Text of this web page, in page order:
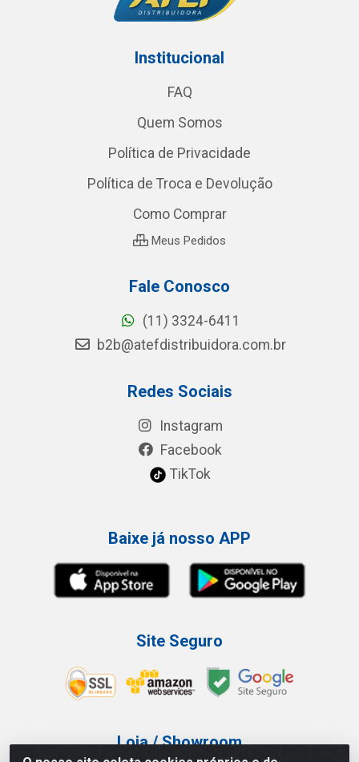
Institucional
FAQ
Quem Somos
Política de Privacidade
Política de Troca e Devolução
Como Comprar
Meus Pedidos
Fale Conosco
(11) 3324-6411
b2b@atefdistribuidora.com.br
Redes Sociais
Instagram
Facebook
TikTok
Baixe já nosso APP
Site Seguro
Loja / Showroom